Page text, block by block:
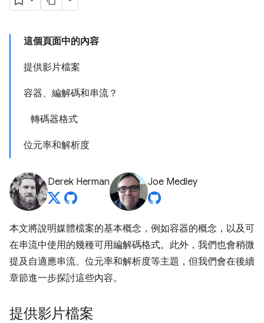
這個頁面中的內容
提供影片檔案
容器、編解碼和串流？
轉碼器格式
位元率和解析度
Derek Herman Joe Medley
本文將說明媒體檔案的基本概念，例如容器的概念，以及可
在串流中使用的幾種可用編解碼格式。此外，我們也會稍微
提及自適應串流、位元率和解析度等主題，但我們會在後續
章節進一步探討這些內容。
提供影片檔案